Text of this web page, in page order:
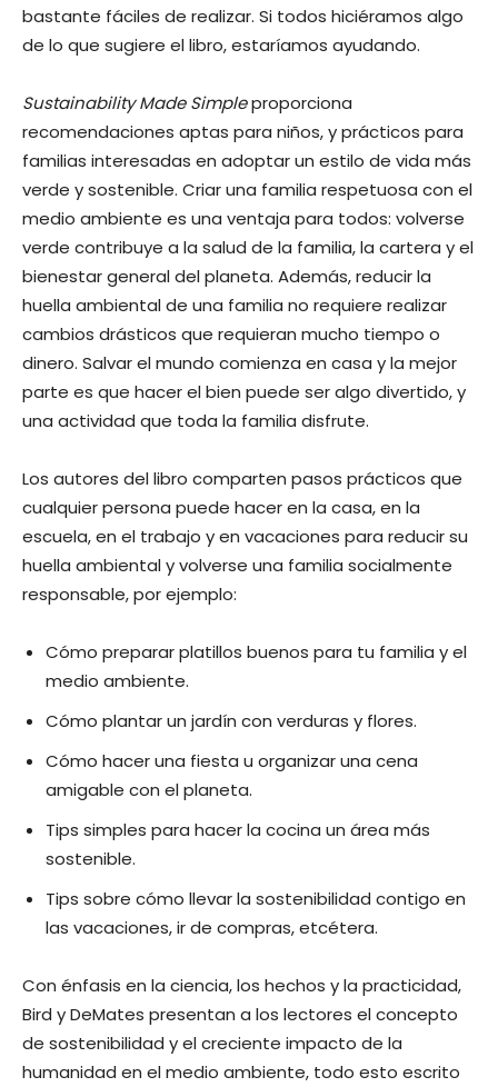
bastante fáciles de realizar. Si todos hiciéramos algo
de lo que sugiere el libro, estaríamos ayudando.
Sustainability Made Simpleproporciona
recomendaciones aptas para niños, y prácticos para
familias interesadas en adoptar un estilo de vida más
verde y sostenible. Criar una familia respetuosa con el
medio ambiente es una ventaja para todos: volverse
verde contribuye a la salud de la familia, la cartera y el
bienestar general del planeta. Además, reducir la
huella ambiental de una familia no requiere realizar
cambios drásticos que requieran mucho tiempo o
dinero. Salvar el mundo comienza en casa y la mejor
parte es que hacer el bien puede ser algo divertido, y
una actividad que toda la familia disfrute.
Los autores del libro comparten pasos prácticos que
cualquier persona puede hacer en la casa, en la
escuela, en el trabajo y en vacaciones para reducir su
huella ambiental y volverse una familia socialmente
responsable, por ejemplo:
Cómo preparar platillos buenos para tu familia y el
medio ambiente.
Cómo plantar un jardín con verduras y flores.
Cómo hacer una fiesta u organizar una cena
amigable con el planeta.
Tips simples para hacer la cocina un área más
sostenible.
Tips sobre cómo llevar la sostenibilidad contigo en
las vacaciones, ir de compras, etcétera.
Con énfasis en la ciencia, los hechos y la practicidad,
Bird y DeMates presentan a los lectores el concepto
de sostenibilidad y el creciente impacto de la
humanidad en el medio ambiente, todo esto escrito